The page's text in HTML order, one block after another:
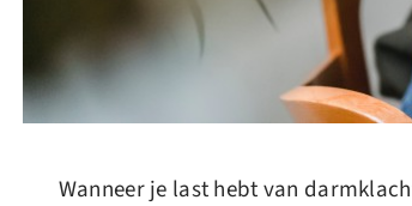
Wanneer je last hebt van